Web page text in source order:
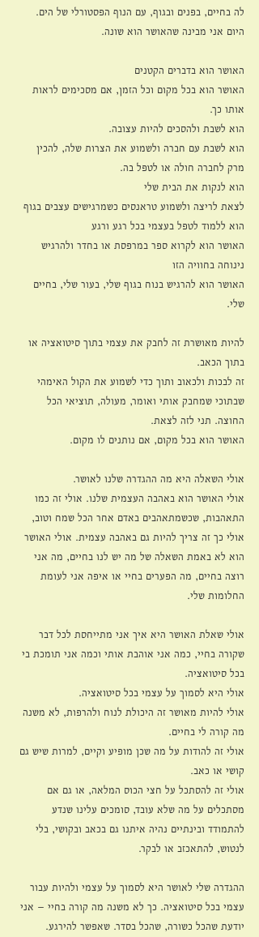
לה בחיים, בפנים ובגוף, עם הנוף הפסטורלי של הים.
היום אני מבינה שהאושר הוא שונה.
האושר הוא בדברים הקטנים
האושר הוא בכל מקום וכל הזמן, אם מסכימים לראות
אותו כך.
הוא לשבת ולהסכים להיות עצובה.
הוא לשבת עם חברה ולשמוע את הצרות שלה, להכין
מרק לחברה חולה או לטפל בה.
הוא לנקות את הבית שלי
לצאת לריצה ולשמוע טראנסים כשמרגישים עצבים בגוף
הוא ללמוד לטפל בעצמי בכל רגע ורגע
האושר הוא לקרוא ספר במרפסת או בחדר ולהרגיש
נינוחה בחוויה הזו
האושר הוא להרגיש בנוח בגוף שלי, בעור שלי, בחיים
שלי.
להיות מאושרת זה לחבק את עצמי בתוך סיטואציה או
בתוך הכאב.
זה לבכות ולכאוב ותוך כדי לשמוע את הקול האימהי
שבתוכי שמחבק אותי ואומר, מעולה, תוציאי הכל
החוצה. תני לזה לצאת.
האושר הוא בכל מקום, אם נותנים לו מקום.
אולי השאלה היא מה ההגדרה שלנו לאושר.
אולי האושר הוא באהבה העצמית שלנו. אולי זה כמו
התאהבות, שכשמתאהבים באדם אחר הכל שמח וטוב,
אולי כך זה צריך להיות גם באהבה עצמית. אולי האושר
הוא לא באמת השאלה של מה יש לנו בחיים, מה אני
רוצה בחיים, מה הפערים בחיי או איפה אני לעומת
החלומות שלי.
אולי שאלת האושר היא איך אני מתייחסת לכל דבר
שקורה בחיי, כמה אני אוהבת אותי וכמה אני תומכת בי
בכל סיטואציה.
אולי היא לסמוך על עצמי בכל סיטואציה.
אולי להיות מאושר זה היכולת לנוח ולהרפות, לא משנה
מה קורה לי בחיים.
אולי זה להודות על מה שכן מופיע וקיים, למרות שיש גם
קושי או כאב.
אולי זה להסתכל על חצי הכוס המלאה, או גם אם
מסתכלים על מה שלא עובד, סומכים עלינו שנדע
להתמודד ובינתיים נהיה איתנו גם בכאב ובקושי, בלי
לנטוש, להתאכזב או לבקר.
ההגדרה שלי לאושר היא לסמוך על עצמי ולהיות עבור
עצמי בכל סיטואציה. כך לא משנה מה קורה בחיי – אני
יודעת שהכל כשורה, שהכל בסדר. שאפשר להירגע.